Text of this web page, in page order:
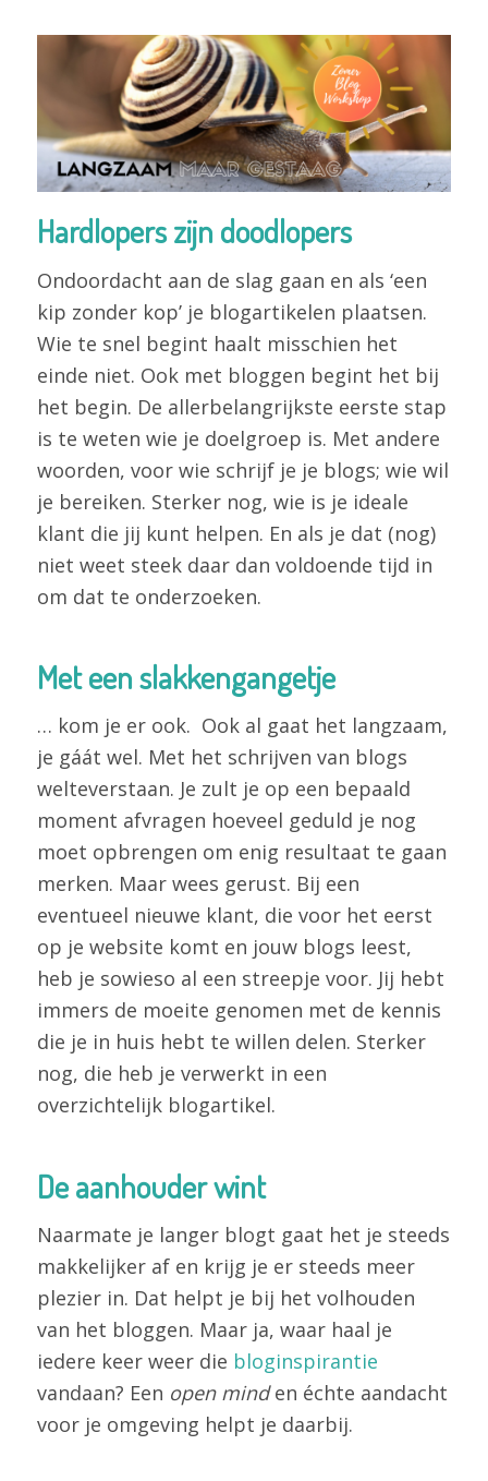
Hardlopers zijn doodlopers
Ondoordacht aan de slag gaan en als ‘een
kip zonder kop’ je blogartikelen plaatsen.
Wie te snel begint haalt misschien het
einde niet. Ook met bloggen begint het bij
het begin. De allerbelangrijkste eerste stap
is te weten wie je doelgroep is. Met andere
woorden, voor wie schrijf je je blogs; wie wil
je bereiken. Sterker nog, wie is je ideale
klant die jij kunt helpen. En als je dat (nog)
niet weet steek daar dan voldoende tijd in
om dat te onderzoeken.
Met een slakkengangetje
… kom je er ook. Ook al gaat het langzaam,
je gáát wel. Met het schrijven van blogs
welteverstaan. Je zult je op een bepaald
moment afvragen hoeveel geduld je nog
moet opbrengen om enig resultaat te gaan
merken. Maar wees gerust. Bij een
eventueel nieuwe klant, die voor het eerst
op je website komt en jouw blogs leest,
heb je sowieso al een streepje voor. Jij hebt
immers de moeite genomen met de kennis
die je in huis hebt te willen delen. Sterker
nog, die heb je verwerkt in een
overzichtelijk blogartikel.
De aanhouder wint
Naarmate je langer blogt gaat het je steeds
makkelijker af en krijg je er steeds meer
plezier in. Dat helpt je bij het volhouden
van het bloggen. Maar ja, waar haal je
iedere keer weer die bloginspirantie
vandaan? Een open minden échte aandacht
voor je omgeving helpt je daarbij.